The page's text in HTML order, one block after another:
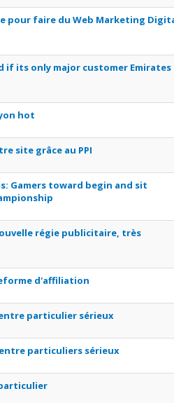
pour faire du Web Marketing
if its only major customer Emirates
hot
site grâce au PPI
Gamers toward begin and sit
régie publicitaire, très
d'affiliation
particulier sérieux
particuliers sérieux